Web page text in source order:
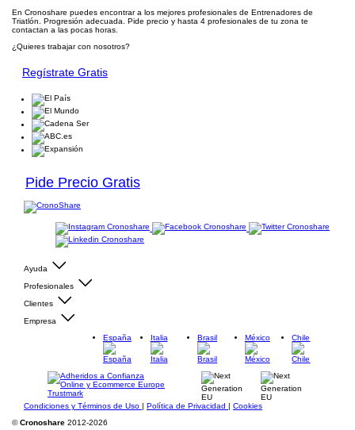
En Cronoshare puedes encontrar a los mejores profesionales de Entrenadores de
Triatlón. Progresión adecuada. Pide precio y hasta 4 profesionales de tu zona te
contactan a las pocas horas.
¿Quieres trabajar con nosotros?
Regístrate Gratis
Pide Precio Gratis
Ayuda
Profesionales
Clientes
Empresa
España
Italia Brasil México Chile
Condiciones y Términos de Uso | Política de Privacidad | Cookies
©Cronoshare 2012-2026